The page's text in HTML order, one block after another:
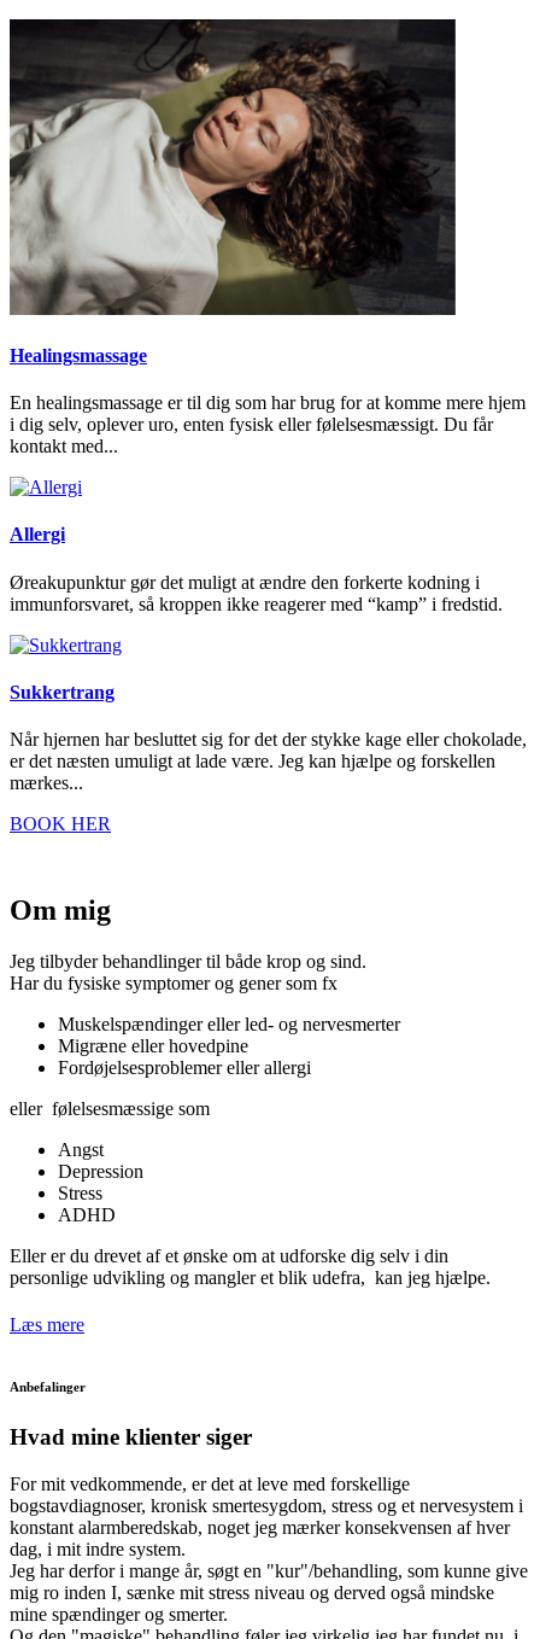
Healingsmassage
En healingsmassage er til dig som har brug for at komme mere hjem
i dig selv, oplever uro, enten fysisk eller følelsesmæssigt. Du får
kontakt med...
Allergi
Øreakupunktur gør det muligt at ændre den forkerte kodning i
immunforsvaret, så kroppen ikke reagerer med “kamp” i fredstid.
Sukkertrang
Når hjernen har besluttet sig for det der stykke kage eller chokolade,
er det næsten umuligt at lade være. Jeg kan hjælpe og forskellen
mærkes...
BOOK HER
Om mig
Jeg tilbyder behandlinger til både krop og sind.
Har du fysiske symptomer og gener som fx
Muskelspændinger eller led- og nervesmerter
Migræne eller hovedpine
Fordøjelsesproblemer eller allergi
eller følelsesmæssige som
Angst
Depression
Stress
ADHD
Eller er du drevet af et ønske om at udforske dig selv i din
personlige udvikling og mangler et blik udefra, kan jeg hjælpe.
Læs mere
Anbefalinger
Hvad mine klienter siger
For mit vedkommende, er det at leve med forskellige
bogstavdiagnoser, kronisk smertesygdom, stress og et nervesystem i
konstant alarmberedskab, noget jeg mærker konsekvensen af hver
dag, i mit indre system.
Jeg har derfor i mange år, søgt en "kur"/behandling, som kunne give
mig ro inden I, sænke mit stress niveau og derved også mindske
mine spændinger og smerter.